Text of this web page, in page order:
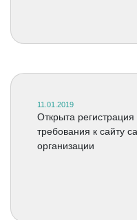
11.01.2019
Открыта
требования к сайту
организации